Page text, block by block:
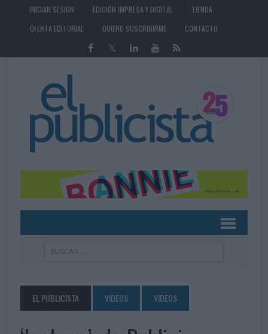
INICIAR SESIÓN EDICIÓN IMPRESA Y DIGITAL
TIENDA
OFERTA EDITORIAL
QUIERO SUSCRIBIRME CONTACTO
EL PUBLICISTA VIDEOS VIDEOS